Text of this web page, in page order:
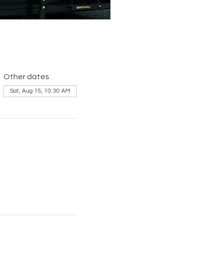
Other dates
Sat, Aug 15, 10:30 AM